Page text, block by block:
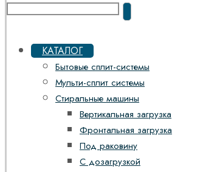
КАТАЛОГ
Бытовые сплит-системы
Мульти-сплит системы
Стиральные машины
Вертикальная загрузка
Фронтальная загрузка
Под раковину
С дозагрузкой